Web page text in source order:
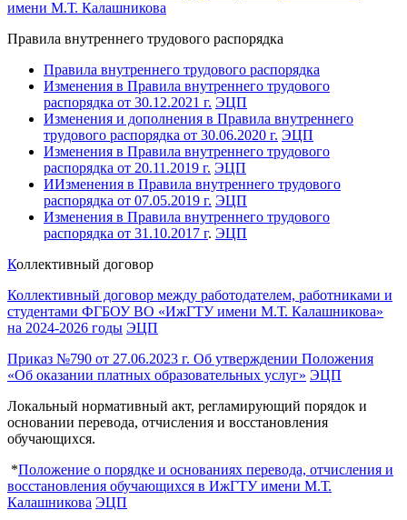
имени М.Т. Калашникова
Правила внутреннего трудового распорядка
Правила внутреннего трудового распорядка
Изменения в Правила внутреннего трудового
распорядка от 30.12.2021 г. ЭЦП
Изменения и дополнения в Правила внутреннего
трудового распорядка от 30.06.2020 г. ЭЦП
Изменения в Правила внутреннего трудового
распорядка от 20.11.2019 г. ЭЦП
ИИзменения в Правила внутреннего трудового
распорядка от 07.05.2019 г. ЭЦП
Изменения в Правила внутреннего трудового
распорядка от 31.10.2017 г. ЭЦП
Коллективный договор
Коллективный договор между работодателем, работниками и
студентами ФГБОУ ВО «ИжГТУ имени М.Т. Калашникова»
на 2024-2026 годы ЭЦП
Приказ №790 от 27.06.2023 г. Об утверждении Положения
«Об оказании платных образовательных услуг» ЭЦП
Локальный нормативный акт, регламирующий порядок и
основании перевода, отчисления и восстановления
обучающихся.
*Положение о порядке и основаниях перевода, отчисления и
восстановления обучающихся в ИжГТУ имени М.Т.
Калашникова ЭЦП